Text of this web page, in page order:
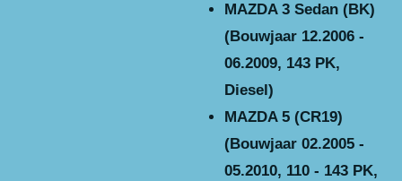
MAZDA 3 Sedan (BK)
(Bouwjaar 12.2006 -
06.2009, 143 PK,
Diesel)
MAZDA 5 (CR19)
(Bouwjaar 02.2005 -
05.2010, 110 - 143 PK,